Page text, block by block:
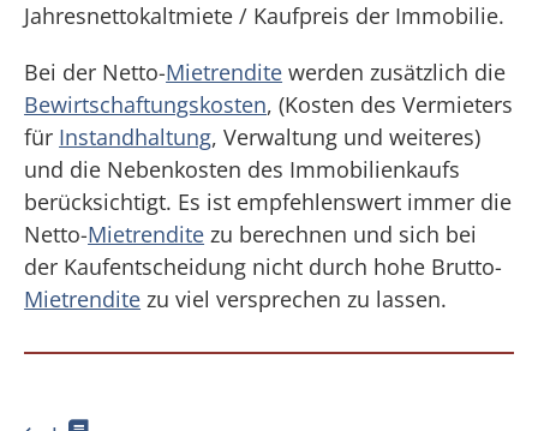
Jahresnettokaltmiete / Kaufpreis der Immobilie.
Bei der Netto-Mietrendite werden zusätzlich die
Bewirtschaftungskosten, (Kosten des Vermieters
für Instandhaltung, Verwaltung und weiteres)
und die Nebenkosten des Immobilienkaufs
berücksichtigt. Es ist empfehlenswert immer die
Netto-Mietrendite zu berechnen und sich bei
der Kaufentscheidung nicht durch hohe Brutto-
Mietrendite zu viel versprechen zu lassen.